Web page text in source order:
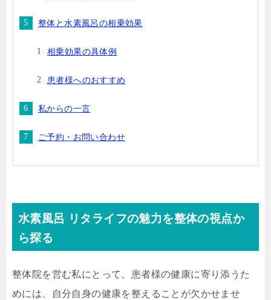
整体と水素風呂の相乗効果
相乗効果の具体例
患者様へのおすすめ
私からの一言
ご予約・お問い合わせ
水素風呂 リタライフの魅力を整体の視点か
ら探る
整体院を営む私にとって、患者様の健康に寄り添うた
めには、自分自身の健康を整えることが欠かせませ